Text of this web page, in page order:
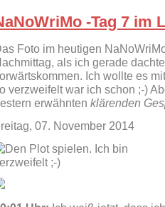
-Tag 7 im
Foto im heutigen
als ich gerade
Ich wollte es
verzweifelt war ich schon ;-)
erwähnten klärenden
07. November 2014